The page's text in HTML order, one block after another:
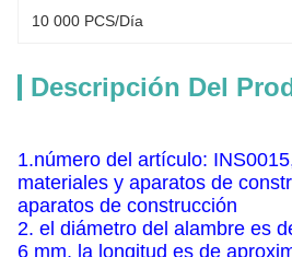
10 000 PCS/día
Descripción Del
1.número del artículo:
materiales y aparatos de
aparatos de construcción
2. el diámetro del alambre es
6 mm, la longitud es de